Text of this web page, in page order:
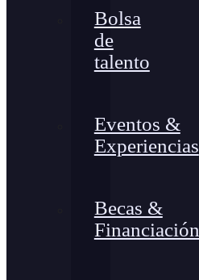
Bolsa
de
talento
Eventos &
Experiencias
Becas &
Financiación